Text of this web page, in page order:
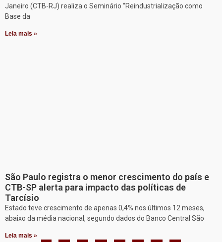
Janeiro (CTB-RJ) realiza o Seminário “Reindustrialização como
Base da
Leia mais »
São Paulo registra o menor crescimento do país e
CTB-SP alerta para impacto das políticas de
Tarcísio
Estado teve crescimento de apenas 0,4% nos últimos 12 meses,
abaixo da média nacional, segundo dados do Banco Central São
Leia mais »